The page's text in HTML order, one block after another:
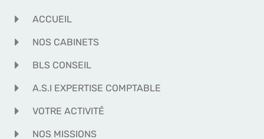
ACCUEIL
NOS CABINETS
BLS CONSEIL
A.S.I EXPERTISE COMPTABLE
VOTRE ACTIVITÉ
NOS MISSIONS